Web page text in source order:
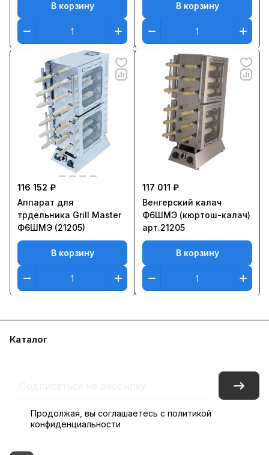
В корзину В корзину
116 152 ₽
Аппарат для
трдельника Grill Master
Ф6ШМЭ (21205)
В корзину
117 011 ₽
Венгерский калач
Ф6ШМЭ (кюртош-калач)
арт.21205
В корзину
Каталог
Продолжая, вы соглашаетесь с политикой
конфиденциальности